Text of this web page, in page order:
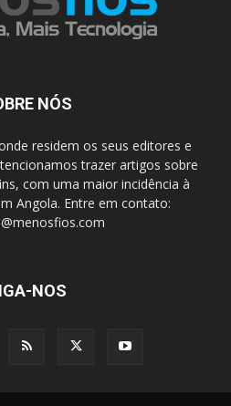
NÓS
residem os seus editores e
trazer artigos sobre
com uma maior incidência à
Angola. Entre em contato:
NOS